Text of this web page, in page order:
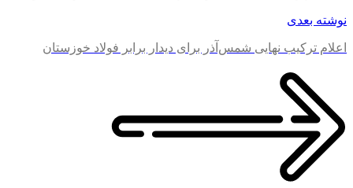
نوشته بعدی
اعلام ترکیب نهایی شمس‌آذر برای دیدار برابر فولاد خوزستان